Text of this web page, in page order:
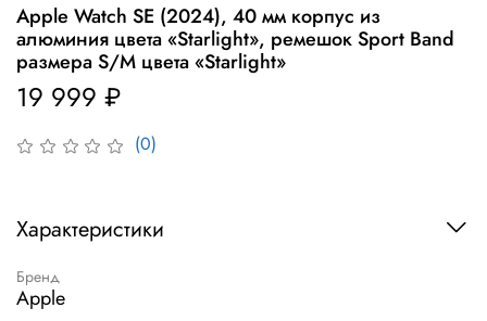
(0)
Apple Watch SE (2024), 40 мм корпус из
алюминия цвета «Starlight», ремешок Sport Band
размера S/M цвета «Starlight»
19 999 ₽
Характеристики
Бренд
Apple